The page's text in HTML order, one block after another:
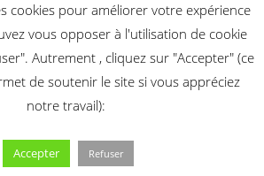
cookies pour améliorer votre expérience
vous opposer à l'utilisation de cookie
Autrement , cliquez sur "Accepter" (ce
de soutenir le site si vous appréciez
notre travail):
Accepter Refuser